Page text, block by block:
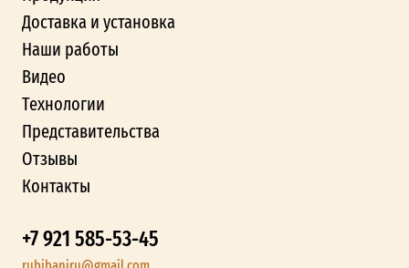
Доставка и установка
Наши работы
Видео
Технологии
Представительства
Отзывы
Контакты
+7 921 585-53-45